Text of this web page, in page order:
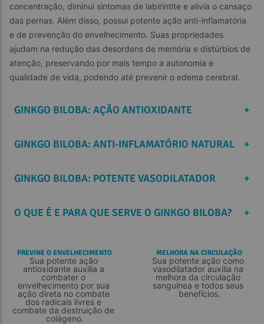
concentração, diminui sintomas de labirintite e alivia o cansaço
das pernas. Além disso, possui potente ação anti-inflamatória
e de prevenção do envelhecimento. Suas propriedades
ajudam na redução das desordens de memória e distúrbios de
atenção, preservando por mais tempo a autonomia e
qualidade de vida, podendo até prevenir o edema cerebral.
GINKGO BILOBA: AÇÃO ANTIOXIDANTE +
GINKGO BILOBA: ANTI-INFLAMATÓRIO NATURAL +
GINKGO BILOBA: POTENTE VASODILATADOR +
O QUE É E PARA QUE SERVE O GINKGO BILOBA? +
PREVINE O ENVELHECIMENTO
Sua potente ação
antioxidante auxilia a
combater o
envelhecimento por sua
ação direta no combate
dos radicais livres e
combate da destruição de
colágeno.
MELHORA NA CIRCULAÇÃO
Sua potente ação como
vasodilatador auxilia na
melhora da circulação
sanguínea e todos seus
benefícios.